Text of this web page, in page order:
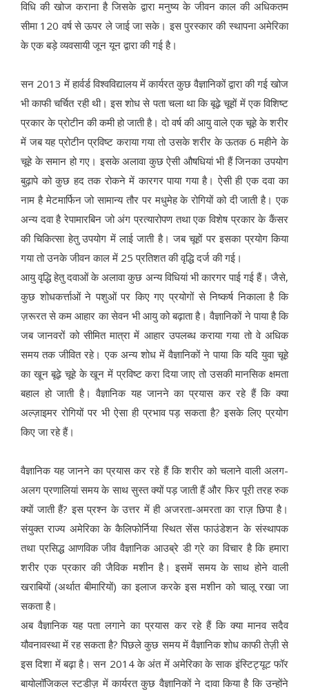
विधि की खोज कराना है जिसके द्वारा मनुष्य के जीवन काल की अधिकतम
सीमा 120 वर्ष से ऊपर ले जाई जा सके। इस पुरस्कार की स्थापना अमेरिका
के एक बड़े व्यवसायी जून यून द्वारा की गई है।
सन 2013 में हार्वर्ड विश्वविद्यालय में कार्यरत कुछ वैज्ञानिकों द्वारा की गई खोज
भी काफी चर्चित रही थी। इस शोध से पता चला था कि बूढ़े चूहों में एक विशिष्ट
प्रकार के प्रोटीन की कमी हो जाती है। दो वर्ष की आयु वाले एक चूहे के शरीर
में जब यह प्रोटीन प्रविष्ट कराया गया तो उसके शरीर के ऊतक 6 महीने के
चूहे के समान हो गए। इसके अलावा कुछ ऐसी औषधियां भी हैं जिनका उपयोग
बुढ़ापे को कुछ हद तक रोकने में कारगर पाया गया है। ऐसी ही एक दवा का
नाम है मेटमार्फिन जो सामान्य तौर पर मधुमेह के रोगियों को दी जाती है। एक
अन्य दवा है रेपामारबिन जो अंग प्रत्यारोपण तथा एक विशेष प्रकार के कैंसर
की चिकित्सा हेतु उपयोग में लाई जाती है। जब चूहों पर इसका प्रयोग किया
गया तो उनके जीवन काल में 25 प्रतिशत की वृद्धि दर्ज की गई।
आयु वृद्धि हेतु दवाओं के अलावा कुछ अन्य विधियां भी कारगर पाई गई हैं। जैसे,
कुछ शोधकर्त्ताओं ने पशुओं पर किए गए प्रयोगों से निष्कर्ष निकाला है कि
ज़रूरत से कम आहार का सेवन भी आयु को बढ़ाता है। वैज्ञानिकों ने पाया है कि
जब जानवरों को सीमित मात्रा में आहार उपलब्ध कराया गया तो वे अधिक
समय तक जीवित रहे। एक अन्य शोध में वैज्ञानिकों ने पाया कि यदि युवा चूहे
का खून बूढ़े चूहे के खून में प्रविष्ट करा दिया जाए तो उसकी मानसिक क्षमता
बहाल हो जाती है। वैज्ञानिक यह जानने का प्रयास कर रहे हैं कि क्या
अल्ज़ाइमर रोगियों पर भी ऐसा ही प्रभाव पड़ सकता है? इसके लिए प्रयोग
किए जा रहे हैं।
वैज्ञानिक यह जानने का प्रयास कर रहे हैं कि शरीर को चलाने वाली अलग-
अलग प्रणालियां समय के साथ सुस्त क्यों पड़ जाती हैं और फिर पूरी तरह रुक
क्यों जाती हैं? इस प्रश्न के उत्तर में ही अजरता-अमरता का राज़ छिपा है।
संयुक्त राज्य अमेरिका के कैलिफोर्निया स्थित सेंस फाउंडेशन के संस्थापक
तथा प्रसिद्ध आणविक जीव वैज्ञानिक आउब्रे डी ग्रे का विचार है कि हमारा
शरीर एक प्रकार की जैविक मशीन है। इसमें समय के साथ होने वाली
खराबियों (अर्थात बीमारियों) का इलाज करके इस मशीन को चालू रखा जा
सकता है।
अब वैज्ञानिक यह पता लगाने का प्रयास कर रहे हैं कि क्या मानव सदैव
यौवनावस्था में रह सकता है? पिछले कुछ समय में वैज्ञानिक शोध काफी तेज़ी से
इस दिशा में बढ़ा है। सन 2014 के अंत में अमेरिका के साक इंस्टिट्यूट फॉर
बायोलॉजिकल स्टडीज़ में कार्यरत कुछ वैज्ञानिकों ने दावा किया है कि उन्होंने